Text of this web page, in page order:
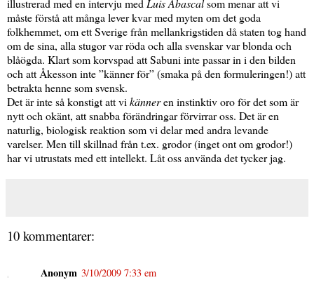
illustrerad med en intervju med Luis Abascalsom menar att vi
måste förstå att många lever kvar med myten om det goda
folkhemmet, om ett Sverige från mellankrigstiden då staten tog hand
om de sina, alla stugor var röda och alla svenskar var blonda och
blåögda. Klart som korvspad att Sabuni inte passar in i den bilden
och att Åkesson inte ”känner för” (smaka på den formuleringen!) att
betrakta henne som svensk.
Det är inte så konstigt att vi känneren instinktiv oro för det som är
nytt och okänt, att snabba förändringar förvirrar oss. Det är en
naturlig, biologisk reaktion som vi delar med andra levande
varelser. Men till skillnad från t.ex. grodor (inget ont om grodor!)
har vi utrustats med ett intellekt. Låt oss använda det tycker jag.
10 kommentarer:
Anonym 3/10/2009 7:33 em